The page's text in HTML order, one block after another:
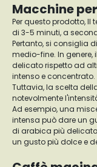
Macchine
Per questo prodotto,
di 3-5 minuti, a
Pertanto, si consiglia
medio-fine. In genere,
delicato rispetto ad
intenso e concentrato.
Tuttavia, la scelta
notevolmente
Ad esempio, una
intensa può dare un
di arabica più
un gusto più dolce e